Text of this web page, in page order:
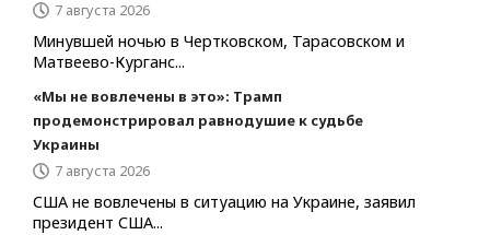
7 августа 2026
Минувшей ночью в Чертковском, Тарасовском и
Матвеево-Курганс...
«Мы не вовлечены в это»: Трамп
продемонстрировал равнодушие к судьбе
Украины
7 августа 2026
США не вовлечены в ситуацию на Украине, заявил
президент США...